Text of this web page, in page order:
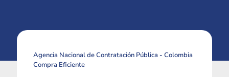
Agencia Nacional de Contratación Pública - Colombia
Compra Eficiente